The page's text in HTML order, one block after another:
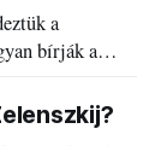
a
bírják a